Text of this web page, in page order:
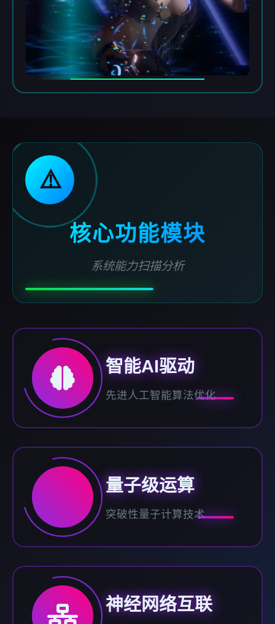
⚠️
核心功能模块
系统能力扫描分析
智能AI驱动
先进人工智能算法优化
量子级运算
突破性量子计算技术
神经网络互联